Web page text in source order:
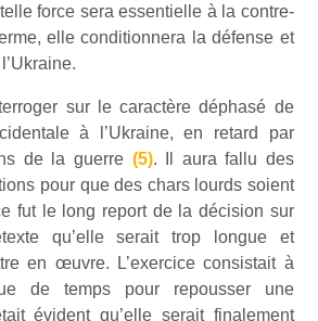
force sera essentielle à la contre-
elle conditionnera la défense et
sur le caractère déphasé de
à l’Ukraine, en retard par
de la guerre (5). Il aura fallu des
pour que des chars lourds soient
fut le long report de la décision sur
qu’elle serait trop longue et
en œuvre. L’exercice consistait à
de temps pour repousser une
évident qu’elle serait finalement